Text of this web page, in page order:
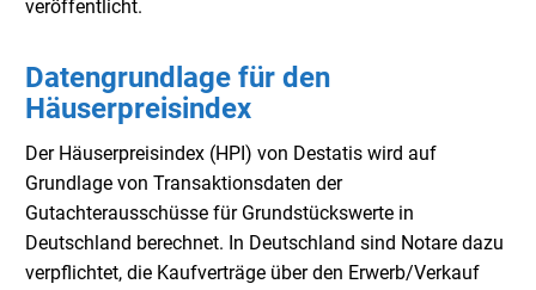
veröffentlicht.
Datengrundlage für den
Häuserpreisindex
Der Häuserpreisindex (HPI) von Destatis wird auf
Grundlage von Transaktionsdaten der
Gutachterausschüsse für Grundstückswerte in
Deutschland berechnet. In Deutschland sind Notare dazu
verpflichtet, die Kaufverträge über den Erwerb/Verkauf